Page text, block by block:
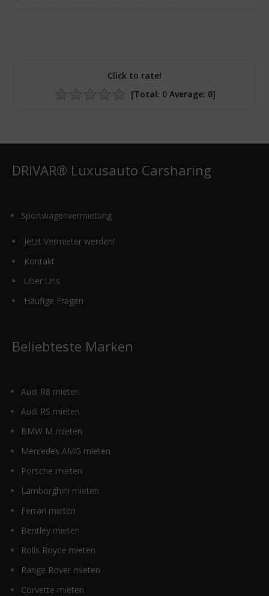
Click to rate!
[Total: 0Average: 0]
DRIVAR® Luxusauto Carsharing
Sportwagenvermietung
Jetzt Vermieter werden!
Kontakt
Über Uns
Häufige Fragen
Beliebteste Marken
Audi R8 mieten
Audi RS mieten
BMW M mieten
Mercedes AMG mieten
Porsche mieten
Lamborghini mieten
Ferrari mieten
Bentley mieten
Rolls Royce mieten
Range Rover mieten
Corvette mieten